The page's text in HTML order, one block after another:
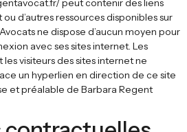
peut contenir des liens
d’autres ressources disponibles sur
ne dispose d’aucun moyen pour
avec ses sites internet. Les
visiteurs des sites internet ne
un hyperlien en direction de ce site
et préalable de Barbara Regent